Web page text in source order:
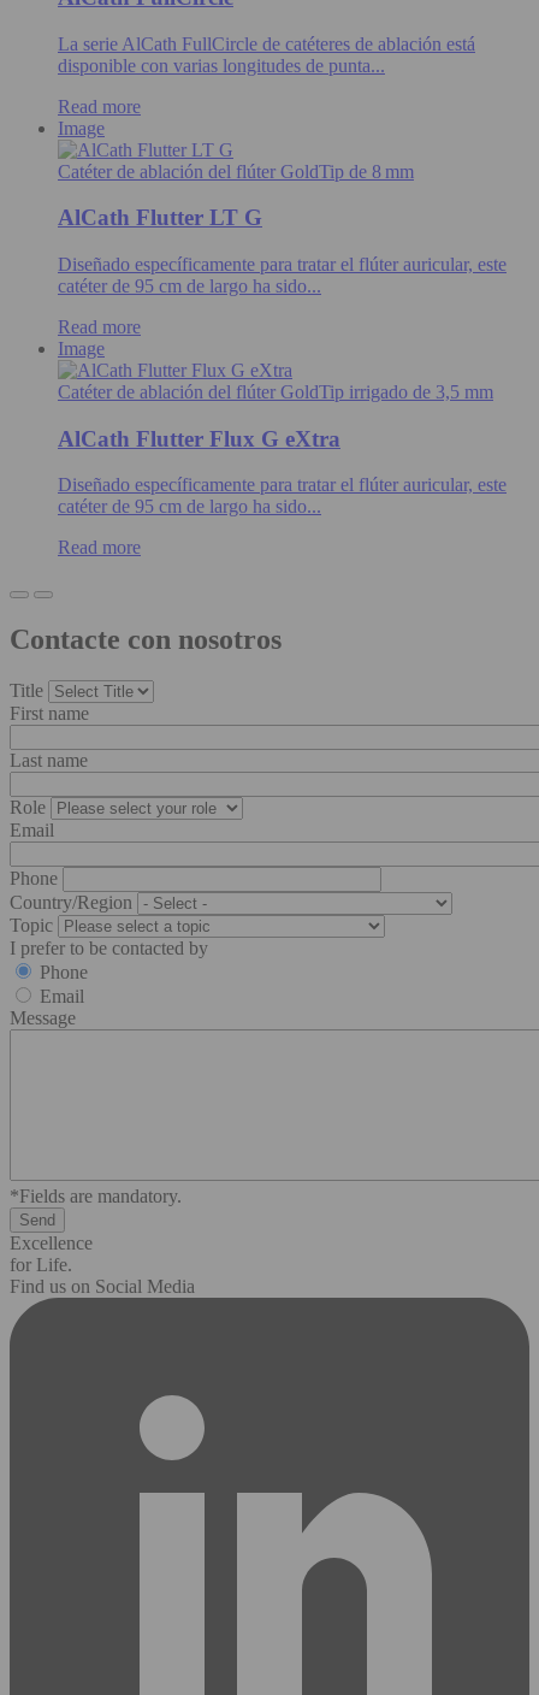
La serie AlCath FullCircle de catéteres de ablación está
disponible con varias longitudes de punta...
Read more
Image
Catéter de ablación del flúter GoldTip de 8 mm
AlCath Flutter LT G
Diseñado específicamente para tratar el flúter auricular, este
catéter de 95 cm de largo ha sido...
Read more
Image
Catéter de ablación del flúter GoldTip irrigado de 3,5 mm
AlCath Flutter Flux G eXtra
Diseñado específicamente para tratar el flúter auricular, este
catéter de 95 cm de largo ha sido...
Read more
Contacte con nosotros
Title
First name
Last name
Role
Email
Phone
Country/Region
Topic
I prefer to be contacted by
Phone
Email
Message
*Fields are mandatory.
Excellence
for Life.
Find us on Social Media